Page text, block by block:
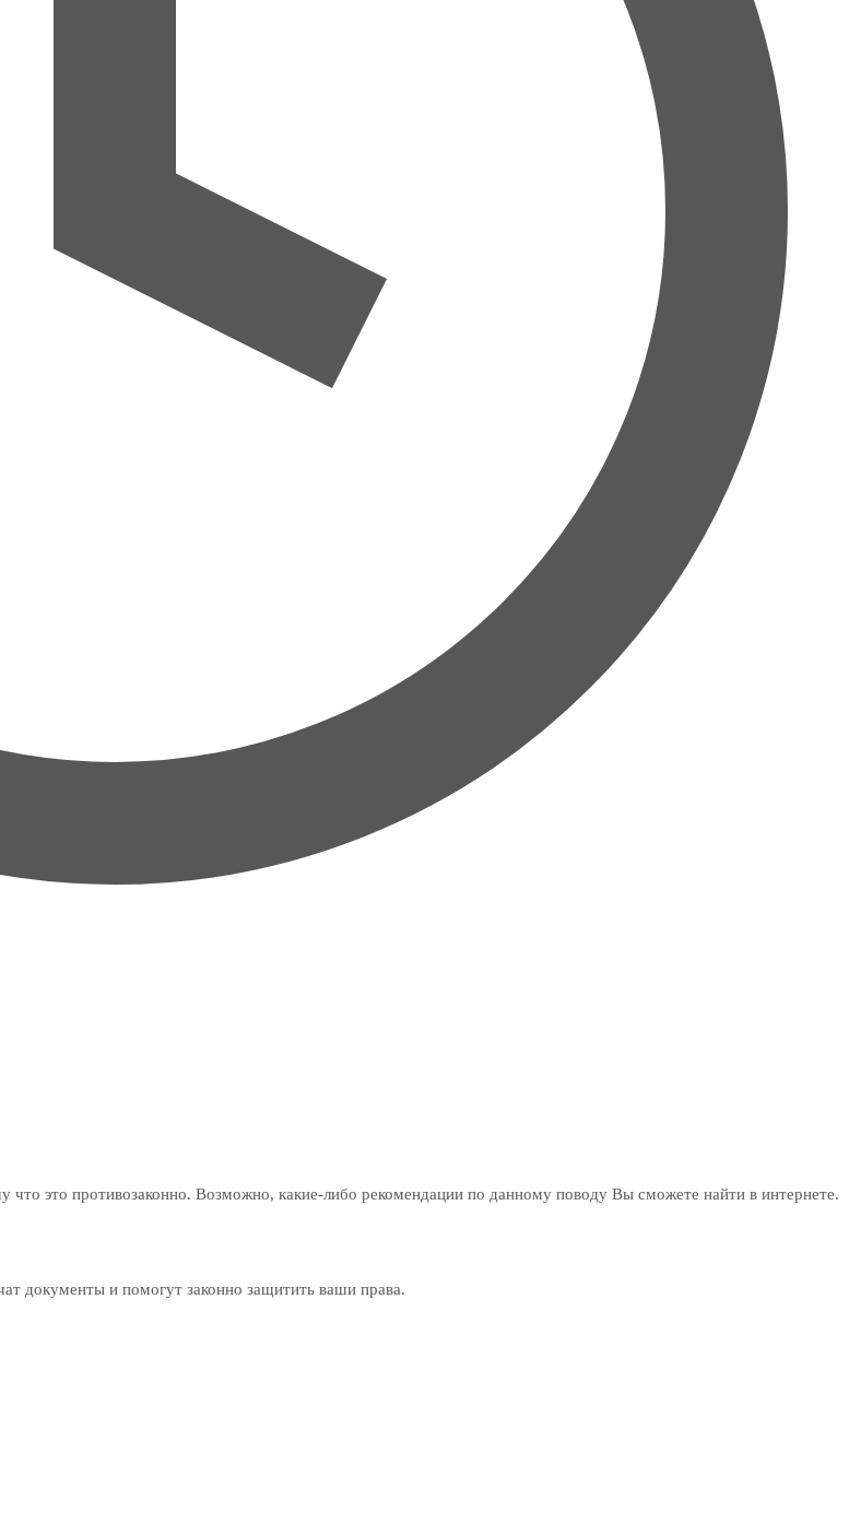
что это противозаконно. Возможно, какие-либо рекомендации по данному поводу Вы сможете найти в интернете.
документы и помогут законно защитить ваши права.